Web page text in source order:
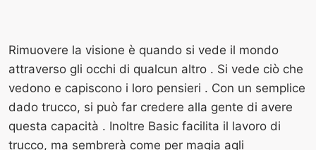
Rimuovere la visione è quando si vede il mondo
attraverso gli occhi di qualcun altro . Si vede ciò che
vedono e capiscono i loro pensieri . Con un semplice
dado trucco, si può far credere alla gente di avere
questa capacità . Inoltre Basic facilita il lavoro di
trucco, ma sembrerà come per magia agli